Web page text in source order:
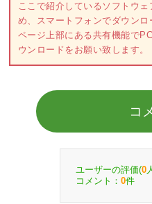
ここで紹介しているソフトウ
め、スマートフォンでダウンロ
ページ上部にある共有機能で
ウンロードをお願い致します。
コ
ユーザーの評価(0
コメント： 0件